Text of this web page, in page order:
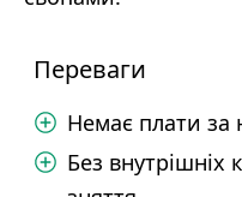
Переваги
Немає плати за
Без внутрішніх